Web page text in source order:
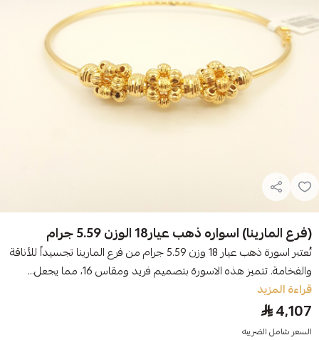
(فرع المارينا) اسواره ذهب عيار18 الوزن 5.59 جرام
تُعتبر اسورة ذهب عيار 18 وزن 5.59 جرام من فرع المارينا تجسيداً للأناقة
والفخامة. تتميز هذه الاسورة بتصميم فريد ومقاس 16، مما يجعل...
قراءة المزيد
4,107
السعر شامل الضريبه